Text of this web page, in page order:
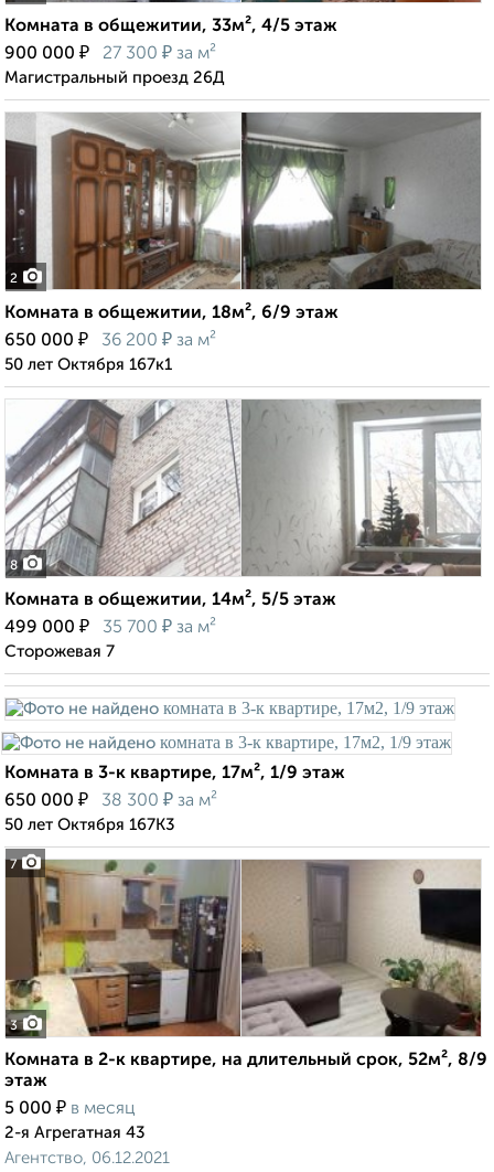
Комната в общежитии, 33м², 4/5 этаж
900 000 ₽ 27 300 ₽ за м²
Магистральный проезд 26Д
2
Комната в общежитии, 18м², 6/9 этаж
650 000 ₽ 36 200 ₽ за м²
50 лет Октября 167к1
8
Комната в общежитии, 14м², 5/5 этаж
499 000 ₽ 35 700 ₽ за м²
Сторожевая 7
7
Комната в 3-к квартире, 17м², 1/9 этаж
650 000 ₽ 38 300 ₽ за м²
50 лет Октября 167К3
3
Комната в 2-к квартире, на длительный срок, 52м², 8/9
этаж
5 000 ₽ в месяц
2-я Агрегатная 43
Агентство, 06.12.2021